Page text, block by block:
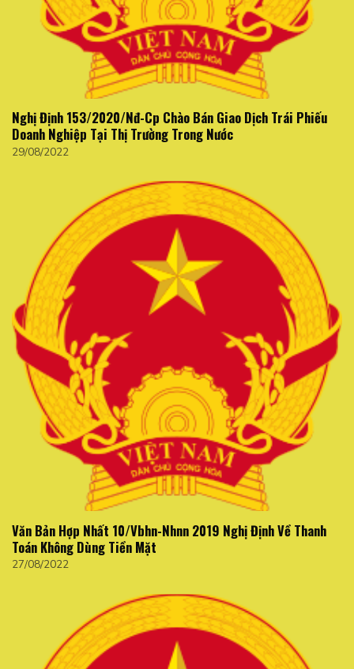
Nghị Định 153/2020/Nđ-Cp Chào Bán Giao Dịch Trái Phiếu
Doanh Nghiệp Tại Thị Trường Trong Nước
29/08/2022
Văn Bản Hợp Nhất 10/Vbhn-Nhnn 2019 Nghị Định Về Thanh
Toán Không Dùng Tiền Mặt
27/08/2022